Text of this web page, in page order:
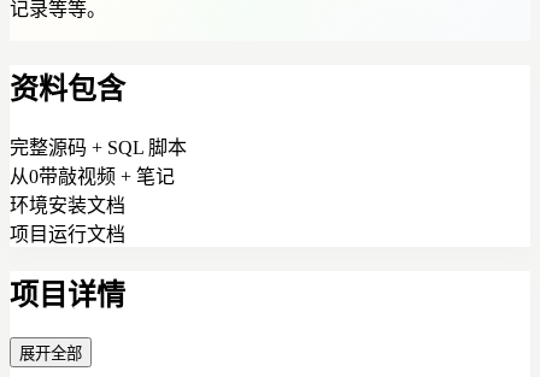
记录等等。
资料包含
完整源码 + SQL 脚本
从0带敲视频 + 笔记
环境安装文档
项目运行文档
项目详情
展开全部